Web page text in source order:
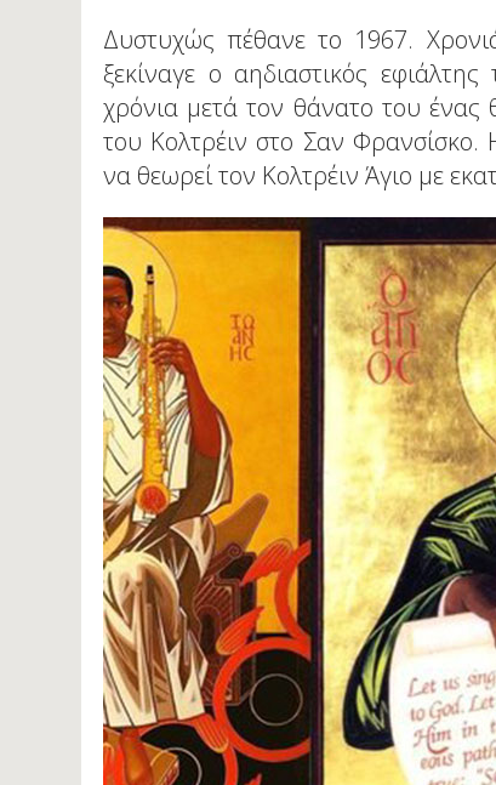
Δυστυχώς πέθανε το 1967.
ξεκίναγε ο αηδιαστικός
χρόνια μετά τον θάνατο του ένας
του Κολτρέιν στο Σαν
να θεωρεί τον Κολτρέιν Άγιο με